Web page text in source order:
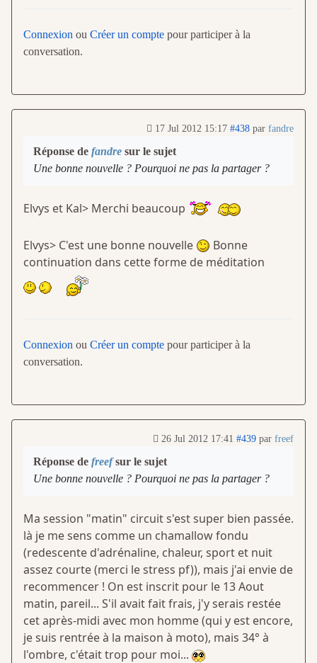
Connexion ou Créer un compte pour participer à la
conversation.
17 Jul 2012 15:17 #438 par fandre
Réponse de fandre sur le sujet
Une bonne nouvelle ? Pourquoi ne pas la partager ?
Elvys et Kal> Merchi beaucoup
Elvys> C'est une bonne nouvelle
Bonne
continuation dans cette forme de méditation
Connexion ou Créer un compte pour participer à la
conversation.
26 Jul 2012 17:41 #439 par freef
Réponse de freefsur le sujet
Une bonne nouvelle ? Pourquoi ne pas la partager ?
Ma session "matin" circuit s'est super bien passée.
là je me sens comme un chamallow fondu
(redescente d'adrénaline, chaleur, sport et nuit
assez courte (merci le stress pf)), mais j'ai envie de
recommencer ! On est inscrit pour le 13 Aout
matin, pareil... S'il avait fait frais, j'y serais restée
cet après-midi avec mon homme (qui y est encore,
je suis rentrée à la maison à moto), mais 34° à
l'ombre, c'était trop pour moi...